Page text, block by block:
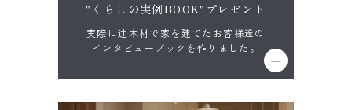
"くらしの実例BOOK"プレゼント
実際に辻木材で家を建てたお客様達の
インタビューブックを作りました。